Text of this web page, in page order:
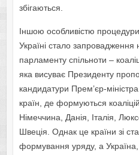
збігаються.
Іншою особливістю
Україні стало запровадження
парламенту спільноти –
яка висуває Президенту
кандидатури Прем’єр-
країн, де формуються
Німеччина, Данія, Італія,
Швеція. Однак це країни зі
формування уряду, а Україна,